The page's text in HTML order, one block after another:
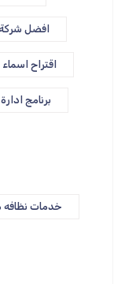
افضل
اقتراح
برنامج
خدمات نظافه